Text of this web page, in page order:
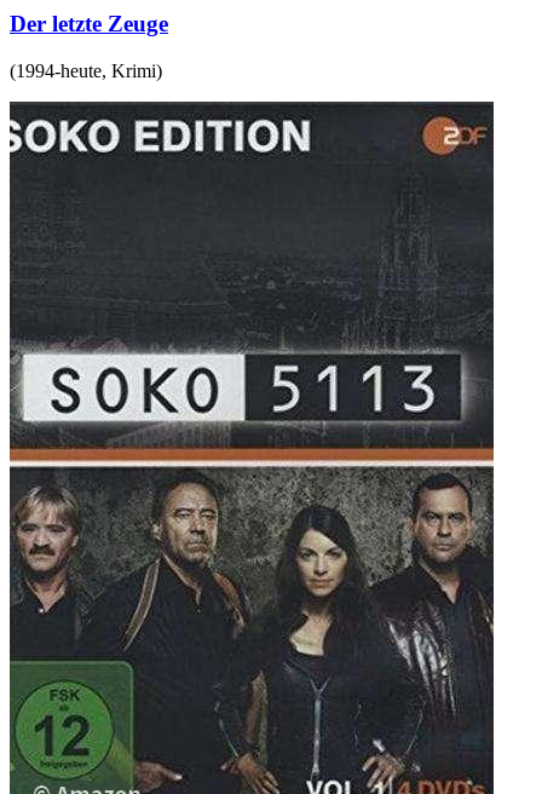
Der letzte Zeuge
(1994-heute, Krimi)